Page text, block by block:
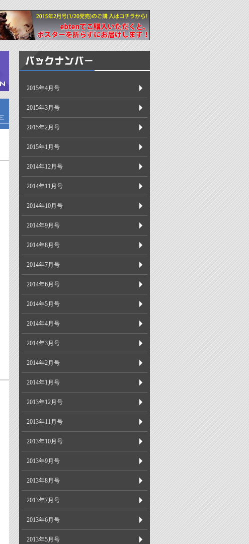
2015年4月号
2015年3月号
2015年2月号
2015年1月号
2014年12月号
2014年11月号
2014年10月号
2014年9月号
2014年8月号
2014年7月号
2014年6月号
2014年5月号
2014年4月号
2014年3月号
2014年2月号
2014年1月号
2013年12月号
2013年11月号
2013年10月号
2013年9月号
2013年8月号
2013年7月号
2013年6月号
2013年5月号